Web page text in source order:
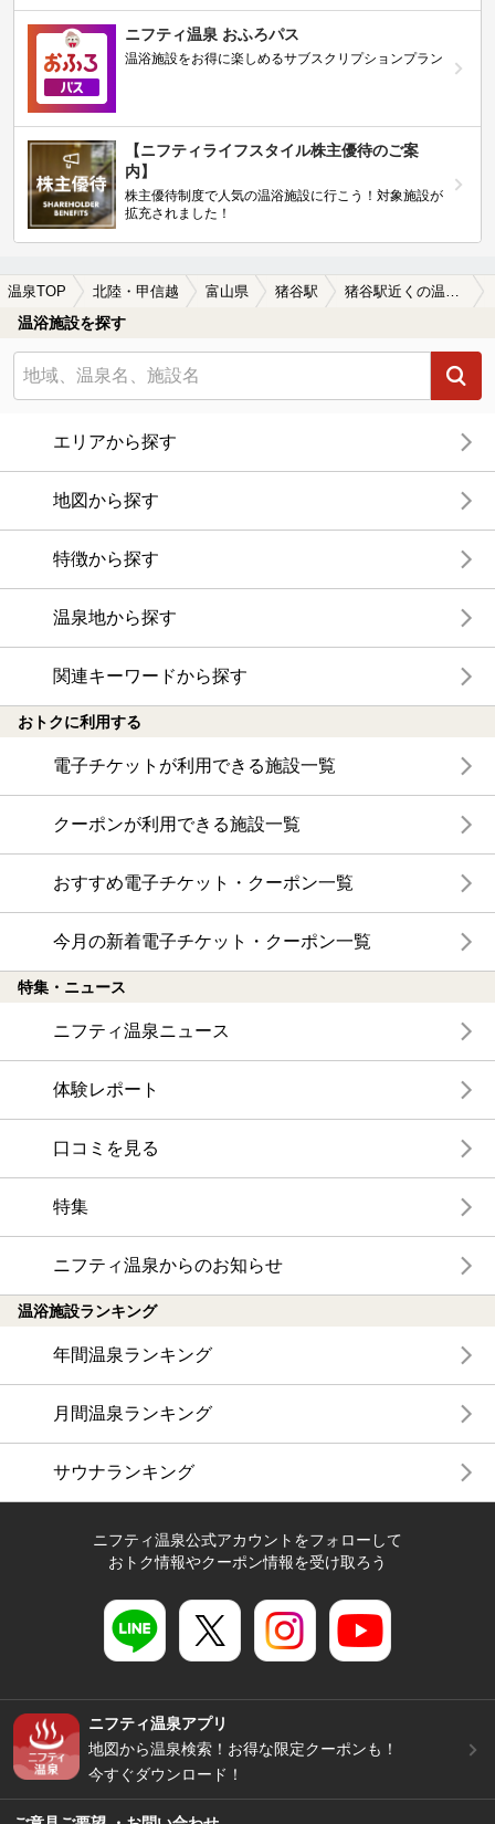
ニフティ温泉 おふろパス
温浴施設をお得に楽しめるサブスクリプションプラン
【ニフティライフスタイル株主優待のご案
内】
株主優待制度で人気の温浴施設に行こう！対象施設が
拡充されました！
温泉TOP 北陸・甲信越 富山県 猪谷駅 猪谷駅近くの温泉宿・温泉旅館・ホテルおすすめ(2026年版)
温浴施設を探す
エリアから探す
地図から探す
特徴から探す
温泉地から探す
関連キーワードから探す
おトクに利用する
電子チケットが利用できる施設一覧
クーポンが利用できる施設一覧
おすすめ電子チケット・クーポン一覧
今月の新着電子チケット・クーポン一覧
特集・ニュース
ニフティ温泉ニュース
体験レポート
口コミを見る
特集
ニフティ温泉からのお知らせ
温浴施設ランキング
年間温泉ランキング
月間温泉ランキング
サウナランキング
ニフティ温泉公式アカウントをフォローして
おトク情報やクーポン情報を受け取ろう
ニフティ温泉アプリ
地図から温泉検索！お得な限定クーポンも！
今すぐダウンロード！